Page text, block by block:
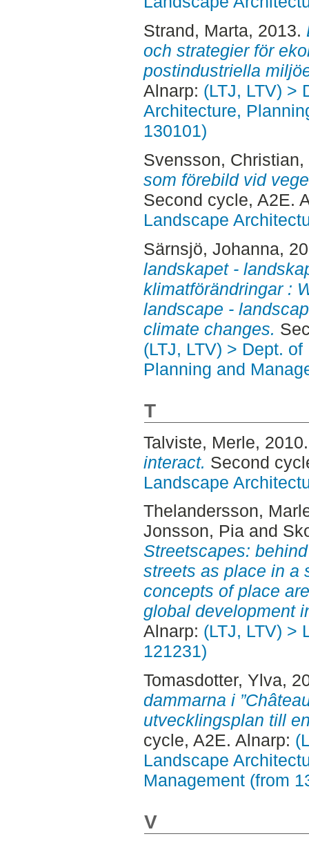
Strand, Marta, 2013.
och strategier för
postindustriella
Alnarp: (LTJ, LTV) >
Architecture,
130101)
Svensson, Christian
som förebild vid
Second cycle, A2E.
Landscape
Särnsjö, Johanna,
landskapet -
klimatförändringar :
landscape -
climate changes.
(LTJ, LTV) > Dept.
Planning and
T
Talviste, Merle,
interact. Second
Landscape
Thelandersson,
Jonsson, Piaand
Streetscapes:
streets as place in a
concepts of place
global development
Alnarp: (LTJ, LTV) >
121231)
Tomasdotter, Ylva,
dammarna i
utvecklingsplan till
cycle, A2E. Alnarp:
Landscape
Management (from
V